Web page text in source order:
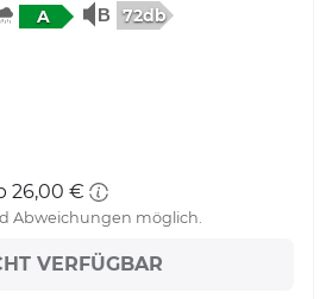
A 72db
26,00 €
Abweichungen möglich.
VERFÜGBAR